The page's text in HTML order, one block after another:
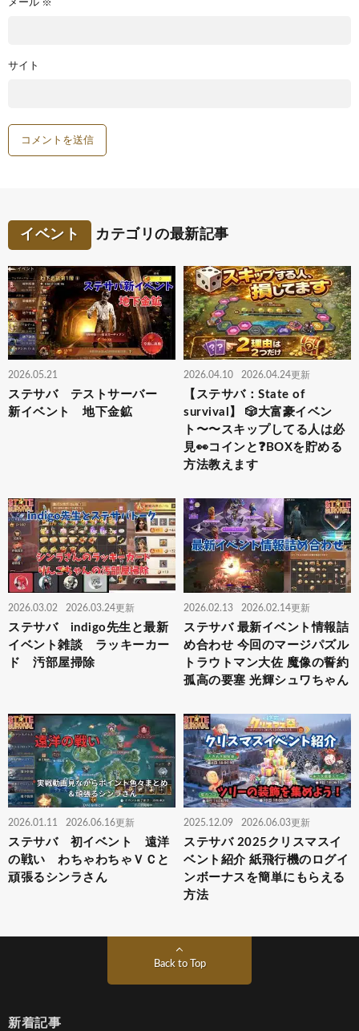
メール ※
サイト
イベント カテゴリの最新記事
2026.05.21
ステサバ テストサーバー
新イベント 地下金鉱
2026.04.10 2026.04.24更新
【ステサバ：State of
survival】 🎲大富豪イベン
ト〜〜スキップしてる人は必
見👀コインと❓BOXを貯める
方法教えます
2026.03.02 2026.03.24更新
ステサバ indigo先生と最新
イベント雑談 ラッキーカー
ド 汚部屋掃除
2026.02.13 2026.02.14更新
ステサバ 最新イベント情報詰
め合わせ 今回のマージパズル
トラウトマン大佐 魔像の誓約
孤高の要塞 光輝シュワちゃん
2026.01.11 2026.06.16更新
ステサバ 初イベント 遠洋
の戦い わちゃわちゃＶＣと
頑張るシンラさん
2025.12.09 2026.06.03更新
ステサバ 2025クリスマスイ
ベント紹介 紙飛行機のログイ
ンボーナスを簡単にもらえる
方法
Back to Top
新着記事